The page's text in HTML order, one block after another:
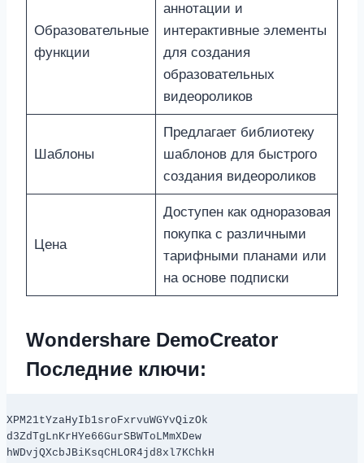
Образовательные
функции
аннотации и
интерактивные элементы
для создания
образовательных
видеороликов
Шаблоны
Предлагает библиотеку
шаблонов для быстрого
создания видеороликов
Цена
Доступен как одноразовая
покупка с различными
тарифными планами или
на основе подписки
Wondershare DemoCreator
Последние ключи:
XPM21tYzaHyIb1sroFxrvuWGYvQizOk
d3ZdTgLnKrHYe66GurSBWToLMmXDew
hWDvjQXcbJBiKsqCHLOR4jd8xl7KChkH